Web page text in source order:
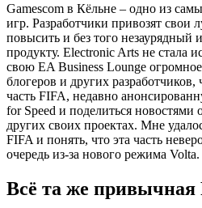
Gamescom в Кёльне – одно из
игр. Разработчики привозят свои
повысить и без того незаурядный
продукту. Electronic Arts не стала
свою EA Business Lounge
блогеров и других
часть FIFA, недавно
for Speed и поделиться новостями
других своих проектах. Мне
FIFA и понять, что эта часть
очередь из-за нового режима Volta.
Всё та же привычная